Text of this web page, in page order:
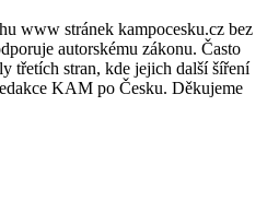
www stránek kampocesku.cz bez
autorskému zákonu. Často
třetích stran, kde jejich další šíření
KAM po Česku. Děkujeme